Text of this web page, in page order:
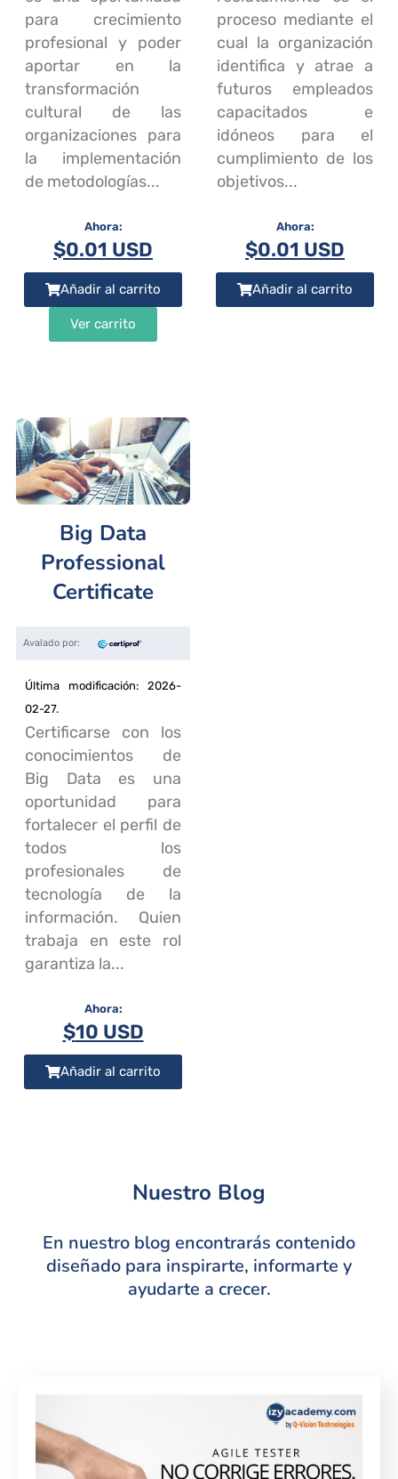
para crecimiento
profesional y poder
aportar en la
transformación
cultural de las
organizaciones para
la implementación
de metodologías...
$0.01 USD
Añadir al carrito
Ver carrito
proceso mediante el
cual la organización
identifica y atrae a
futuros empleados
capacitados e
idóneos para el
cumplimiento de los
objetivos...
$0.01 USD
Añadir al carrito
Big Data
Professional
Certificate
Última modificación: 2026-
02-27.
Certificarse con los
conocimientos de
Big Data es una
oportunidad para
fortalecer el perfil de
todos los
profesionales de
tecnología de la
información. Quien
trabaja en este rol
garantiza la...
$10 USD
Añadir al carrito
Nuestro Blog
En nuestro blog encontrarás contenido
diseñado para inspirarte, informarte y
ayudarte a crecer.